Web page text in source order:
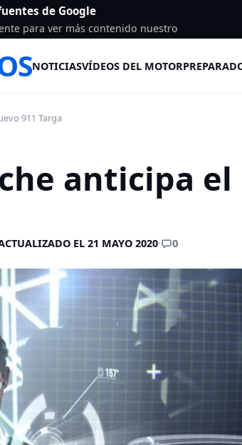
de Google
para ver más contenido nuestro
NOTICIASVÍDEOS DEL MOTOR
911 Targa
anticipa el
EL 21 MAYO 2020· 0